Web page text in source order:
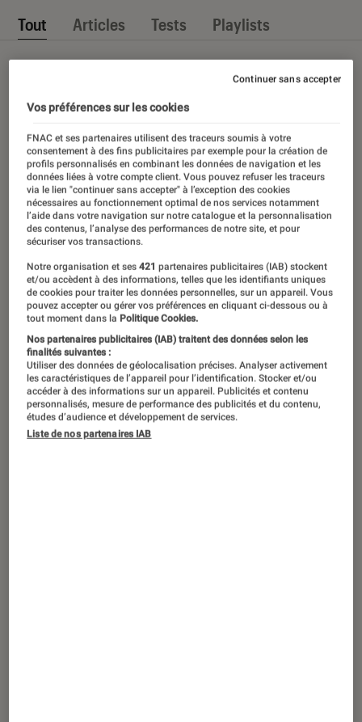
Tout Articles Tests Playlists
ACTU
Vos préférences sur les cookies
FNAC et ses partenaires utilisent des traceurs soumis à votre
consentement à des fins publicitaires par exemple pour la création de
profils personnalisés en combinant les données de navigation et les
données liées à votre compte client. Vous pouvez refuser les traceurs
via le lien "continuer sans accepter" à l’exception des cookies
nécessaires au fonctionnement optimal de nos services notamment
l’aide dans votre navigation sur notre catalogue et la personnalisation
des contenus, l’analyse des performances de notre site, et pour
sécuriser vos transactions.
Notre organisation et ses421 partenaires publicitaires (IAB) stockent
et/ou accèdent à des informations, telles que les identifiants uniques
de cookies pour traiter les données personnelles, sur un appareil. Vous
pouvez accepter ou gérer vos préférences en cliquant ci-dessous ou à
tout moment dans la Politique Cookies.
Nos partenaires publicitaires (IAB) traitent des données selon les
finalités suivantes :
Utiliser des données de géolocalisation précises. Analyser activement
les caractéristiques de l’appareil pour l’identification. Stocker et/ou
accéder à des informations sur un appareil. Publicités et contenu
personnalisés, mesure de performance des publicités et du contenu,
études d’audience et développement de services.
Liste de nos partenaires IAB
Continuer sans accepter